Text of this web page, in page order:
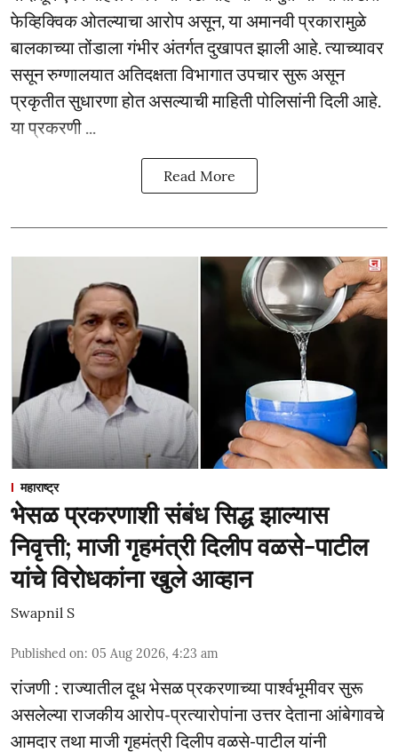
फेव्हिक्विक ओतल्याचा आरोप असून, या अमानवी प्रकारामुळे
बालकाच्या तोंडाला गंभीर अंतर्गत दुखापत झाली आहे. त्याच्यावर
ससून रुग्णालयात अतिदक्षता विभागात उपचार सुरू असून
प्रकृतीत सुधारणा होत असल्याची माहिती पोलिसांनी दिली आहे.
या प्रकरणी ...
Read More
महाराष्ट्र
भेसळ प्रकरणाशी संबंध सिद्ध झाल्यास
निवृत्ती; माजी गृहमंत्री दिलीप वळसे-पाटील
यांचे विरोधकांना खुले आव्हान
Swapnil S
Published on: 05 Aug 2026, 4:23 am
रांजणी : राज्यातील दूध भेसळ प्रकरणाच्या पार्श्वभूमीवर सुरू
असलेल्या राजकीय आरोप-प्रत्यारोपांना उत्तर देताना आंबेगावचे
आमदार तथा माजी गृहमंत्री दिलीप वळसे-पाटील यांनी